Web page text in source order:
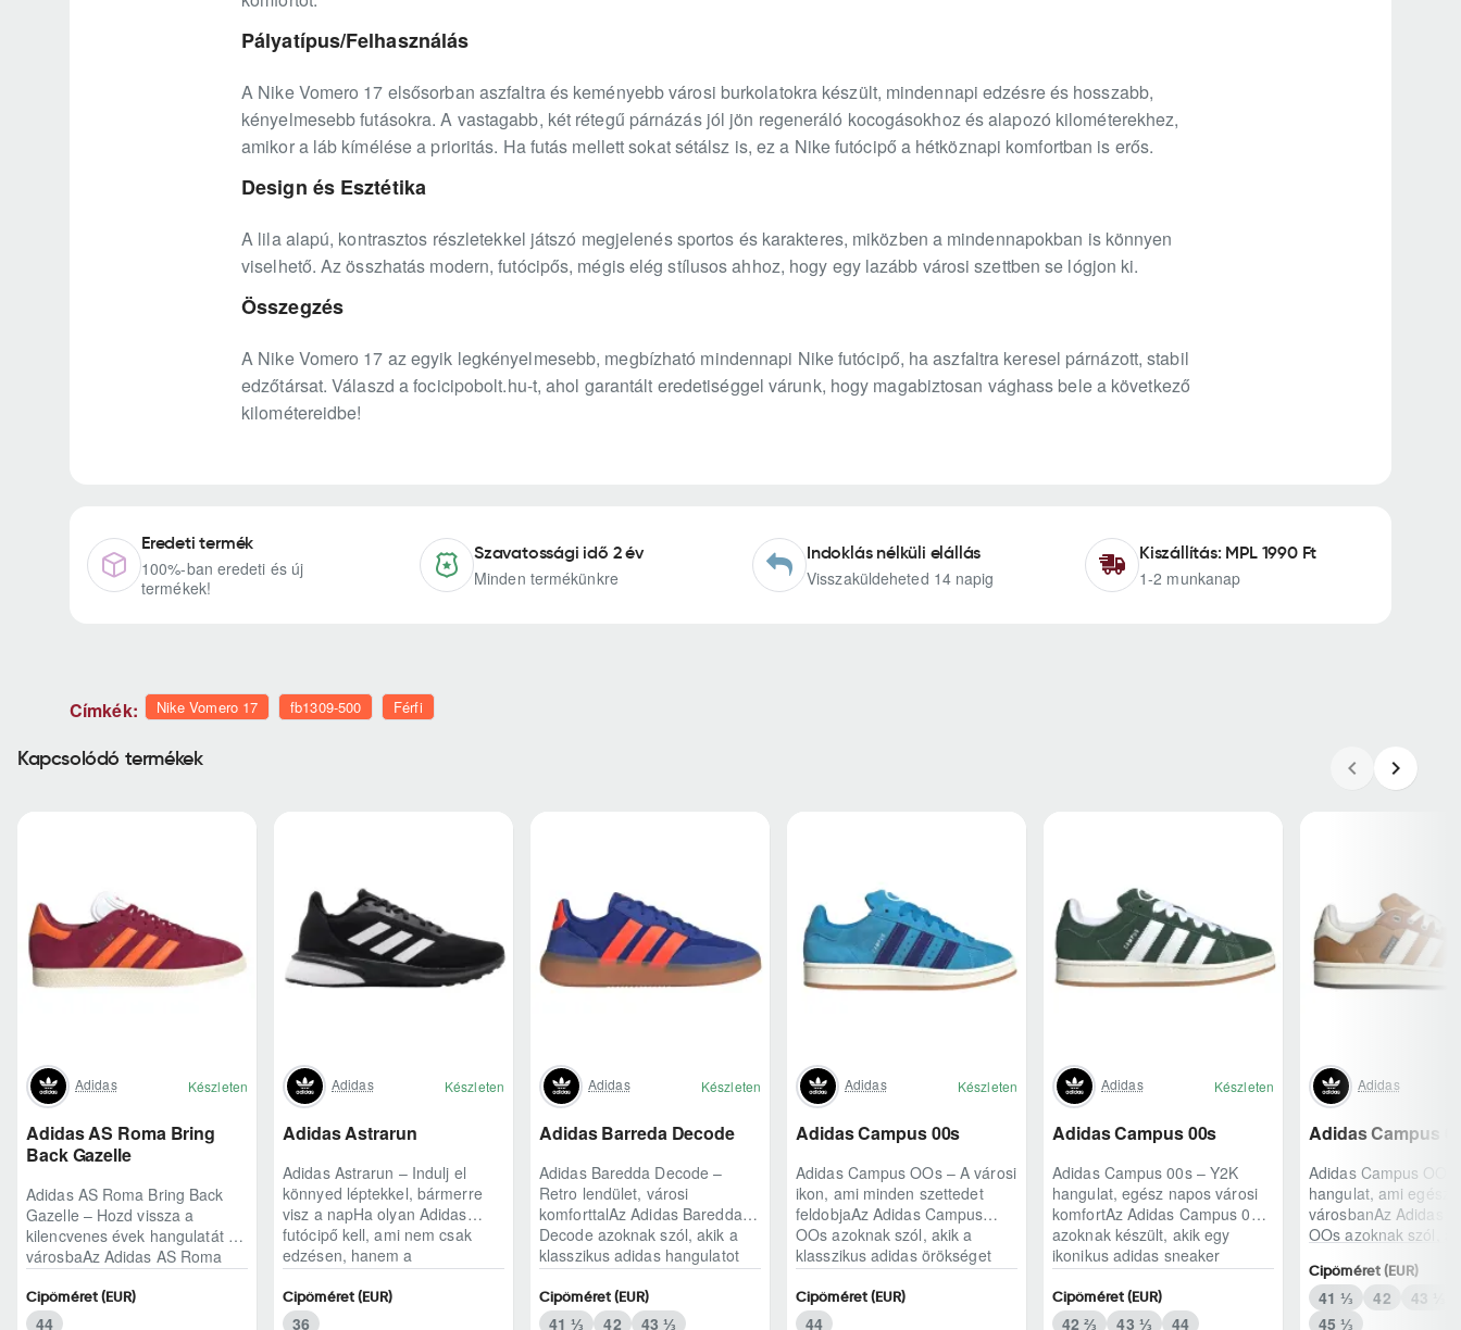
Pályatípus/Felhasználás
A Nike Vomero 17 elsősorban aszfaltra és keményebb városi burkolatokra készült, mindennapi edzésre és hosszabb,
kényelmesebb futásokra. A vastagabb, két rétegű párnázás jól jön regeneráló kocogásokhoz és alapozó kilométerekhez,
amikor a láb kímélése a prioritás. Ha futás mellett sokat sétálsz is, ez a Nike futócipő a hétköznapi komfortban is erős.
Design és Esztétika
A lila alapú, kontrasztos részletekkel játszó megjelenés sportos és karakteres, miközben a mindennapokban is könnyen
viselhető. Az összhatás modern, futócipős, mégis elég stílusos ahhoz, hogy egy lazább városi szettben se lógjon ki.
Összegzés
A Nike Vomero 17 az egyik legkényelmesebb, megbízható mindennapi Nike futócipő, ha aszfaltra keresel párnázott, stabil
edzőtársat. Válaszd a focicipobolt.hu-t, ahol garantált eredetiséggel várunk, hogy magabiztosan vághass bele a következő
kilométereidbe!
Eredeti termék
100%-ban eredeti és új
termékek!
Szavatossági idő 2 év
Minden termékünkre
Indoklás nélküli elállás
Visszaküldeheted 14 napig
Kiszállítás: MPL 1990 Ft
1-2 munkanap
Címkék: Nike Vomero 17 fb1309-500 Férfi
Kapcsolódó termékek
Adidas Készleten
Adidas AS Roma Bring
Back Gazelle
Adidas AS Roma Bring Back
Gazelle – Hozd vissza a
kilencvenes évek hangulatát a
városbaAz Adidas AS Roma
Bring Back Gazelle nem
egyszerű sneaker, hane..
Cipőméret (EUR)
44
Adidas Készleten
Adidas Astrarun
Adidas Astrarun – Indulj el
könnyed léptekkel, bármerre
visz a napHa olyan Adidas
futócipő kell, ami nem csak
edzésen, hanem a
hétköznapokban is kénye..
Cipőméret (EUR)
36
Adidas Készleten
Adidas Barreda Decode
Adidas Baredda Decode –
Retro lendület, városi
komforttalAz Adidas Baredda
Decode azoknak szól, akik a
klasszikus adidas hangulatot
modern, mindennap ..
Cipőméret (EUR)
41 ⅓ 42 43 ⅓
Adidas Készleten
Adidas Campus 00s
Adidas Campus OOs – A városi
ikon, ami minden szettedet
feldobjaAz Adidas Campus
OOs azoknak szól, akik a
klasszikus adidas örökséget
modern, kétezres..
Cipőméret (EUR)
44
Adidas Készleten
Adidas Campus 00s
Adidas Campus 00s – Y2K
hangulat, egész napos városi
komfortAz Adidas Campus 00s
azoknak készült, akik egy
ikonikus adidas sneaker
karakterét keresik,..
Cipőméret (EUR)
42 ⅔ 43 ⅓ 44
Adidas
Adidas Campus
Adidas Campus OOs
hangulat, ami egész
városbanAz Adidas
OOs azoknak szól,
modern, kétezres ..
Cipőméret (EUR)
41 ⅓ 42
43 ⅓
45 ⅓